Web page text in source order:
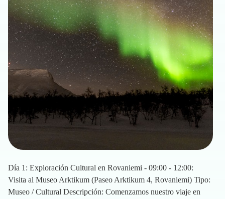
Día 1: Exploración Cultural en Rovaniemi - 09:00 - 12:00:
Visita al Museo Arktikum (Paseo Arktikum 4, Rovaniemi) Tipo:
Museo / Cultural Descripción: Comenzamos nuestro viaje en